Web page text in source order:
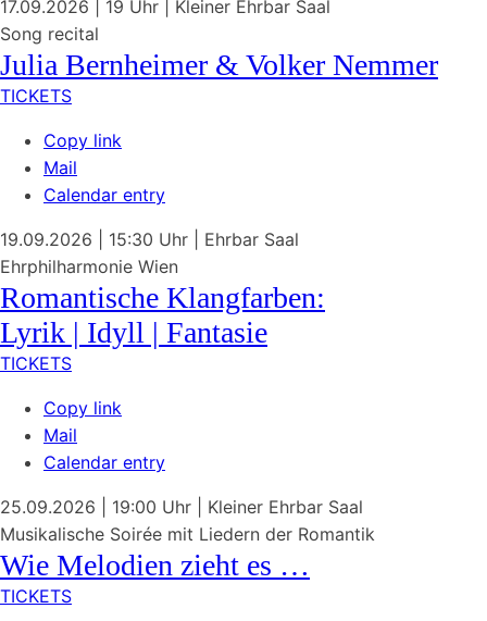
17.09.2026 | 19 Uhr
Kleiner Ehrbar Saal
Song recital
Julia Bernheimer & Volker Nemmer
TICKETS
Copy link
Mail
Calendar entry
19.09.2026 | 15:30 Uhr
Ehrbar Saal
Ehrphilharmonie Wien
Romantische Klangfarben:
Lyrik | Idyll | Fantasie
TICKETS
Copy link
Mail
Calendar entry
25.09.2026 | 19:00 Uhr
Kleiner Ehrbar Saal
Musikalische Soirée mit Liedern der Romantik
Wie Melodien zieht es …
TICKETS